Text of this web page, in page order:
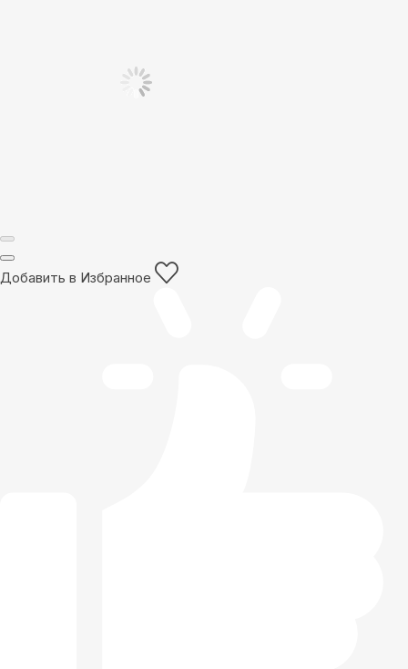
Добавить в Избранное